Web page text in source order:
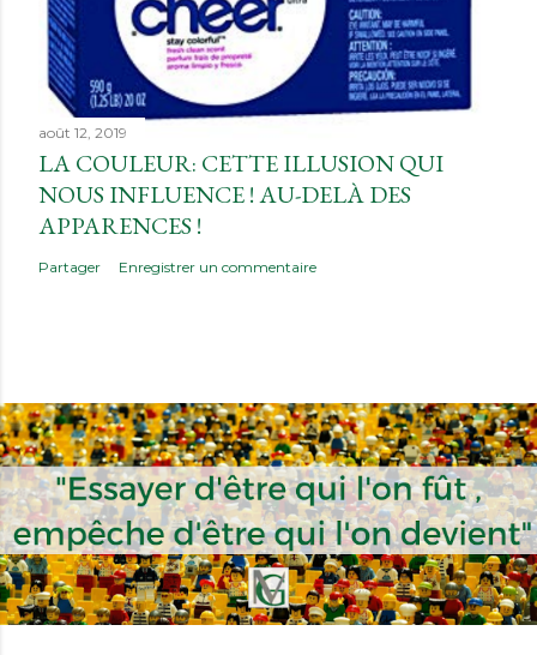
août 12, 2019
LA COULEUR: CETTE ILLUSION QUI
NOUS INFLUENCE ! AU-DELÀ DES
APPARENCES !
Partager Enregistrer un commentaire